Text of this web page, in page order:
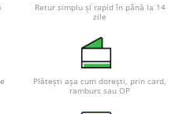
Retur simplu și rapid în până la 14
zile
Plătești așa cum dorești, prin card,
ramburs sau OP